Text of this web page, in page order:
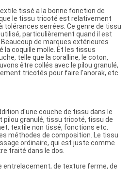
tissé a la bonne fonction de
le tissu tricoté est relativement
tolérances serrées. Ce genre de tissu
particulièrement quand il est
de marques extérieures
la coquille molle. Et les tissus
telle que la coralline, le coton,
être collés avec le pilou granulé,
tricotés pour faire l'anorak, etc.
d'une couche de tissu dans le
pilou granulé, tissu tricoté, tissu de
textile non tissé, fonctions etc.
méthodes de composition. Le tissu
ordinaire, qui est juste comme
traité dans le dos.
entrelacement, de texture ferme, de